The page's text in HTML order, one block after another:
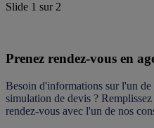
Slide 1 sur 2
Prenez rendez-vous en
Besoin d'informations sur l'un
simulation de devis ?
rendez-vous avec l'un de nos